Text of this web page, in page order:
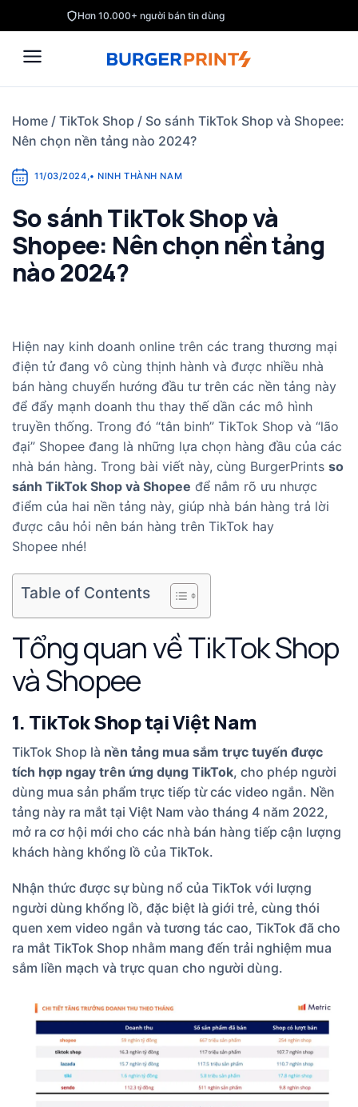
to
content
Hơn 10.000+ người bán tin dùng
Home / TikTok Shop / So sánh TikTok Shop và Shopee:
Nên chọn nền tảng nào 2024?
11/03/2024,• NINH THÀNH NAM
So sánh TikTok Shop và
Shopee: Nên chọn nền tảng
nào 2024?
Hiện nay kinh doanh online trên các trang thương mại
điện tử đang vô cùng thịnh hành và được nhiều nhà
bán hàng chuyển hướng đầu tư trên các nền tảng này
để đẩy mạnh doanh thu thay thế dần các mô hình
truyền thống. Trong đó “tân binh” TikTok Shop và “lão
đại” Shopee đang là những lựa chọn hàng đầu của các
nhà bán hàng. Trong bài viết này, cùng BurgerPrints so
sánh TikTok Shop và Shopee để nắm rõ ưu nhược
điểm của hai nền tảng này, giúp nhà bán hàng trả lời
được câu hỏi nên bán hàng trên TikTok hay
Shopee nhé!
Table of Contents
Tổng quan về TikTok Shop
và Shopee
1. TikTok Shop tại Việt Nam
TikTok Shop là nền tảng mua sắm trực tuyến được
tích hợp ngay trên ứng dụng TikTok, cho phép người
dùng mua sản phẩm trực tiếp từ các video ngắn. Nền
tảng này ra mắt tại Việt Nam vào tháng 4 năm 2022,
mở ra cơ hội mới cho các nhà bán hàng tiếp cận lượng
khách hàng khổng lồ của TikTok.
Nhận thức được sự bùng nổ của TikTok với lượng
người dùng khổng lồ, đặc biệt là giới trẻ, cùng thói
quen xem video ngắn và tương tác cao, TikTok đã cho
ra mắt TikTok Shop nhằm mang đến trải nghiệm mua
sắm liền mạch và trực quan cho người dùng.